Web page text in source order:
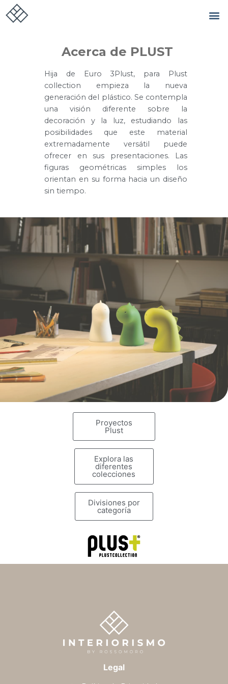
Acerca de PLUST
Hija de Euro 3Plust, para Plust
collection empieza la nueva
generación del plástico. Se contempla
una visión diferente sobre la
decoración y la luz, estudiando las
posibilidades que este material
extremadamente versátil puede
ofrecer en sus presentaciones. Las
figuras geométricas simples los
orientan en su forma hacia un diseño
sin tiempo.
Proyectos
Plust
Explora las
diferentes
colecciones
Divisiones por
categoría
Legal